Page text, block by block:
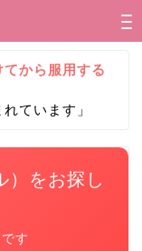
から服用する
ています」
）をお探し
す